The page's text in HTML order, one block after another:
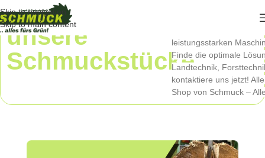
Skip to navigation
Skip to main content
unsere
Schmuckstücke
leistungsstarken
Finde die optimale
Landtechnik,
kontaktiere uns jetzt!
Shop von Schmuck –